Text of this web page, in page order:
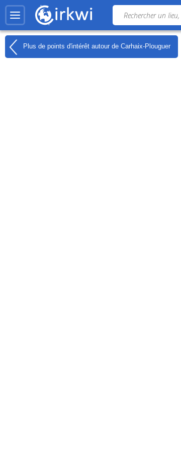
Plus de points d'intérêt autour de Carhaix-Plouguer